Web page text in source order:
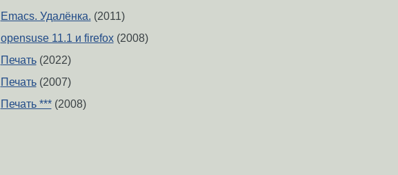
Emacs. Удалёнка. (2011)
opensuse 11.1 и firefox(2008)
Печать(2022)
Печать(2007)
Печать ***(2008)